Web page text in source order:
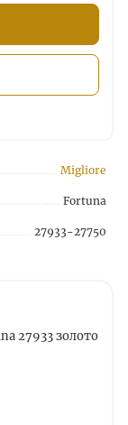
Migliore
Fortuna
27933-27750
27933 золото